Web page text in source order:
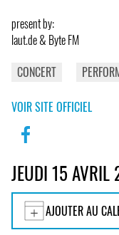
present by:
laut.de & Byte FM
CONCERT
VOIR SITE OFFICIEL
JEUDI 15 AVRIL
AJOUTER AU